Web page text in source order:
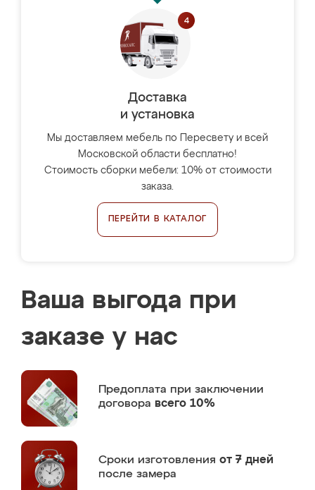
Доставка
и установка
Мы доставляем мебель по Пересвету и всей
Московской области бесплатно!
Стоимость сборки мебели: 10% от стоимости
заказа.
ПЕРЕЙТИ В КАТАЛОГ
Ваша выгода при
заказе у нас
Предоплата при заключении
договора всего 10%
Сроки изготовления от 7 дней
после замера